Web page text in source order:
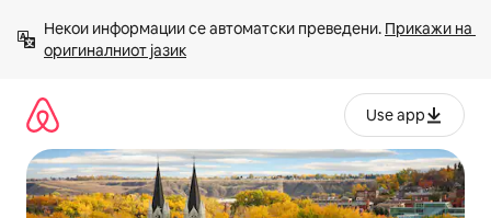
содржина
Некои информации се автоматски преведени. Прикажи на
оригиналниот јазик
Use app